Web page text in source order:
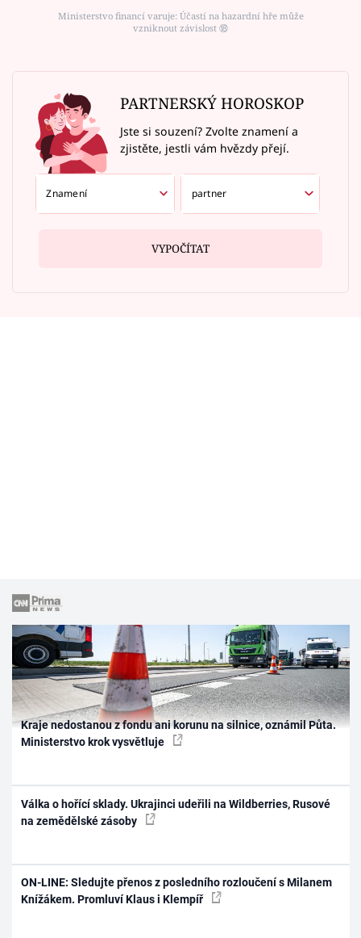
Ministerstvo financí varuje: Účastí na hazardní hře může
vzniknout závislost ⑱
PARTNERSKÝ HOROSKOP
Jste si souzení? Zvolte znamení a
zjistěte, jestli vám hvězdy přejí.
VYPOČÍTAT
Kraje nedostanou z fondu ani korunu na silnice, oznámil Půta.
Ministerstvo krok vysvětluje
Válka o hořící sklady. Ukrajinci udeřili na Wildberries, Rusové
na zemědělské zásoby
ON-LINE: Sledujte přenos z posledního rozloučení s Milanem
Knížákem. Promluví Klaus i Klempíř